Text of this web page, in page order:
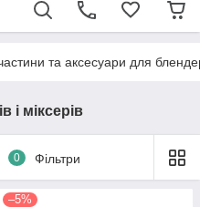
та аксесуари для
і міксерів
0 Фільтри
–5%